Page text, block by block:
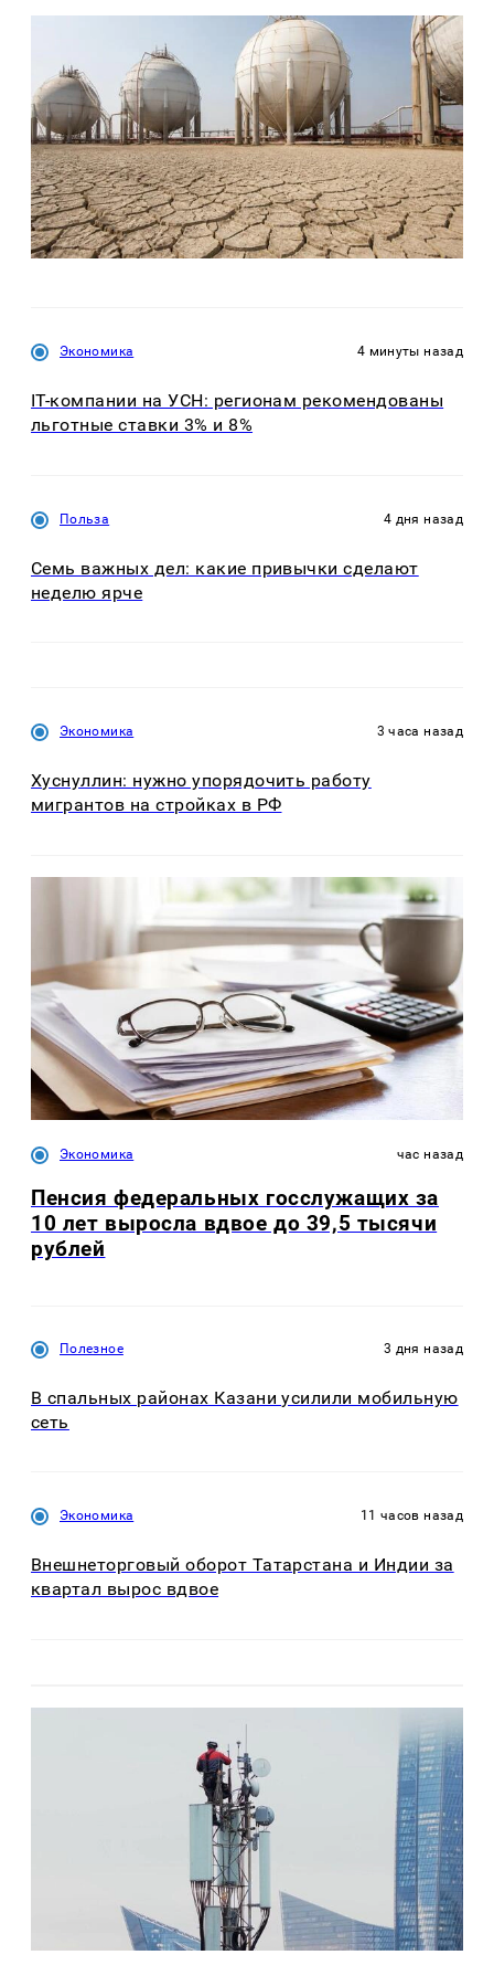
Экономика 4 минуты назад
IT-компании на УСН: регионам рекомендованы
льготные ставки 3% и 8%
Польза 4 дня назад
Семь важных дел: какие привычки сделают
неделю ярче
Экономика 3 часа назад
Хуснуллин: нужно упорядочить работу
мигрантов на стройках в РФ
Экономика час назад
Пенсия федеральных госслужащих за
10 лет выросла вдвое до 39,5 тысячи
рублей
Полезное 3 дня назад
В спальных районах Казани усилили мобильную
сеть
Экономика 11 часов назад
Внешнеторговый оборот Татарстана и Индии за
квартал вырос вдвое